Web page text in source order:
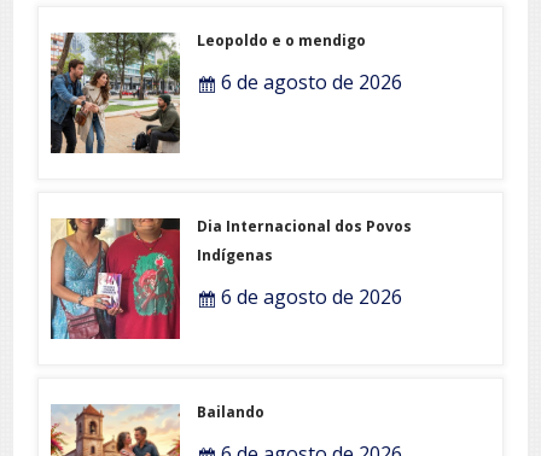
Leopoldo e o mendigo
6 de agosto de 2026
Dia Internacional dos Povos
Indígenas
6 de agosto de 2026
Bailando